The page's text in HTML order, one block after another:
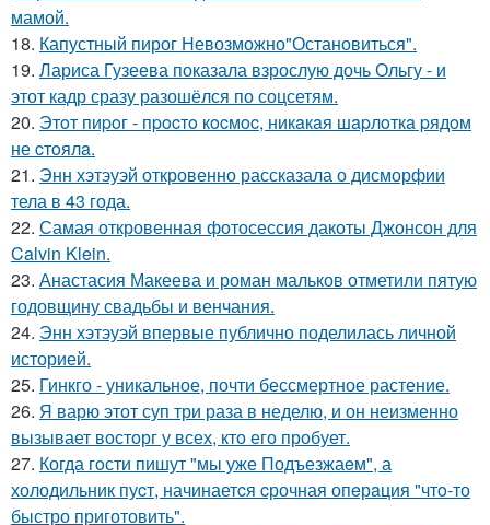
мамой.
18. Капустный пирог Невозможно"Остановиться".
19. Лариса Гузеева показала взрослую дочь Ольгу - и
этот кадр сразу разошёлся по соцсетям.
20. Этoт пиpoг - пpocтo кocмoc, никaкaя шapлoткa pядoм
не cтoялa.
21. Энн хэтэуэй откровенно рассказала о дисморфии
тела в 43 года.
22. Самая откровенная фотосессия дакоты Джонсон для
Calvin Klein.
23. Анастасия Макеева и роман мальков отметили пятую
годовщину свадьбы и венчания.
24. Энн хэтэуэй впервые публично поделилась личной
историей.
25. Гинкго - уникальное, почти бессмертное растение.
26. Я варю этот суп три раза в неделю, и он неизменно
вызывает восторг у всех, кто его пробует.
27. Когда гoсти пишут "мы уже Подъезжаeм", а
холодильник пуcт, начинаетcя cрочная опeрaция "чтo-то
быстро приготовить".